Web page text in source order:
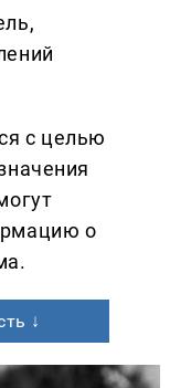
с целью
о
↓